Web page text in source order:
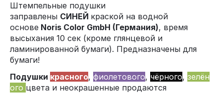
Штемпельные подушки
заправлены СИНЕЙ краской на водной
основе Noris Color GmbH (Германия), время
высыхания 10 сек (кроме глянцевой и
ламинированной бумаги). Предназначены для
бумаги!
Подушки красного, фиолетового, чёрного, зелён
ого цвета и неокрашенные продаются